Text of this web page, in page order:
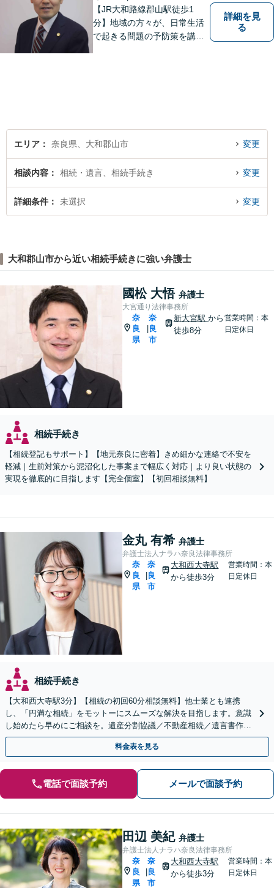
【JR大和路線郡山駅徒歩1
分】地域の方々が、日常生活
で起きる問題の予防策を講じ
詳細を見
る
エリア 奈良県、大和郡山市 変更
相談内容 相続・遺言、相続手続き 変更
詳細条件 未選択 変更
大和郡山市から近い相続手続きに強い弁護士
國松 大悟 弁護士
大宮通り法律事務所
奈
良
県
奈
良
市
新大宮駅 から
徒歩8分
営業時間：本
日定休日
相続手続き
【相続登記もサポート】【地元奈良に密着】きめ細かな連絡で不安を
軽減｜生前対策から泥沼化した事案まで幅広く対応｜より良い状態の
実現を徹底的に目指します【完全個室】【初回相談無料】
金丸 有希 弁護士
弁護士法人ナラハ奈良法律事務所
奈
良
県
奈
良
市
大和西大寺駅
から徒歩3分
営業時間：本
日定休日
相続手続き
【大和西大寺駅3分】【相続の初回60分相談無料】他士業とも連携
し、「円満な相続」をモットーにスムーズな解決を目指します。意識
し始めたら早めにご相談を。遺産分割協議／不動産相続／遺言書作成
／生前贈与など【土曜・夜間対応可】【お子さま連れOK】
料金表を見る
電話で面談予約 メールで面談予約
田辺 美紀 弁護士
弁護士法人ナラハ奈良法律事務所
奈
良
県
奈
良
市
大和西大寺駅
から徒歩3分
営業時間：本
日定休日